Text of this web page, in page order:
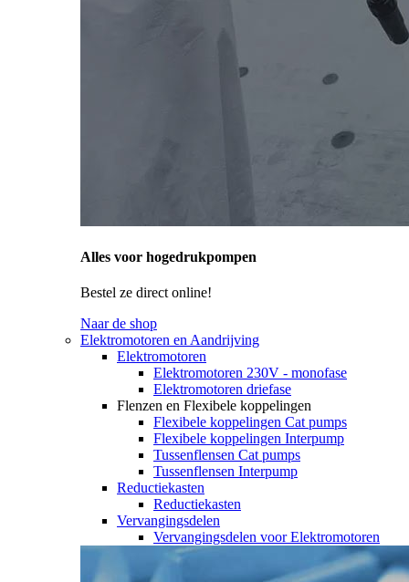
Alles voor hogedrukpompen
Bestel ze direct online!
Naar de shop
Elektromotoren en Aandrijving
Elektromotoren
Elektromotoren 230V - monofase
Elektromotoren driefase
Flenzen en Flexibele koppelingen
Flexibele koppelingen Cat pumps
Flexibele koppelingen Interpump
Tussenflensen Cat pumps
Tussenflensen Interpump
Reductiekasten
Reductiekasten
Vervangingsdelen
Vervangingsdelen voor Elektromotoren